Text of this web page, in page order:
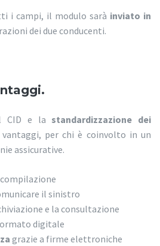
i campi, il modulo sarà inviato in
dei due conducenti.
CID e la standardizzazione dei
vantaggi, per chi è coinvolto in un
assicurative.
il sinistro
e la consultazione
digitale
grazie a firme elettroniche